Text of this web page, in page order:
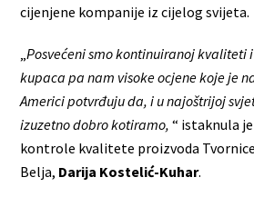
cijenjene kompanije iz cijelog svijeta.
„Posvećeni smo kontinuiranoj kvaliteti
kupaca pa nam visoke ocjene koje je
Americi potvrđuju da, i u najoštrijoj
izuzetno dobro kotiramo, “ istaknula
kontrole kvalitete proizvoda
Belja, Darija Kostelić-Kuhar.